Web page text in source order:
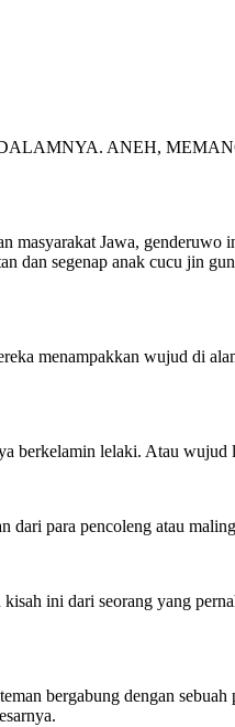
ANEH,
Jawa, genderuwo
dan segenap anak cucu jin
menampakkan wujud di
berkelamin lelaki. Atau
dari para pencoleng atau
ini dari seorang yang
bergabung dengan sebuah